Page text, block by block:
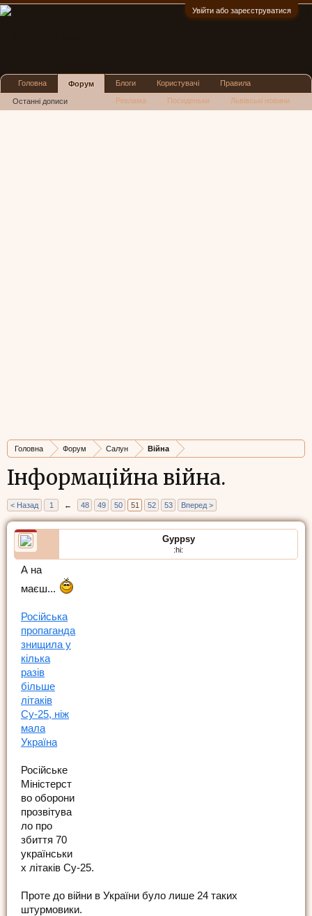
Увійти або зареєструватися
Головна Форум Салун Війна
Інформаційна війна.
< Назад 1 ← 48 49 50 51 52 53 Вперед >
Gyppsy
:hi:
А на
маєш...
Російська
пропаганда
знищила у
кілька
разів
більше
літаків
Су-25, ніж
мала
Україна
Російське
Міністерст
во оборони
прозвітува
ло про
збиття 70
українськи
х літаків Су-25.
Проте до війни в України було лише 24 таких
штурмовики.
Головна Форум
Останні дописи
Блоги Користувачі Правила
Реклама Посиденьки Львівські новини